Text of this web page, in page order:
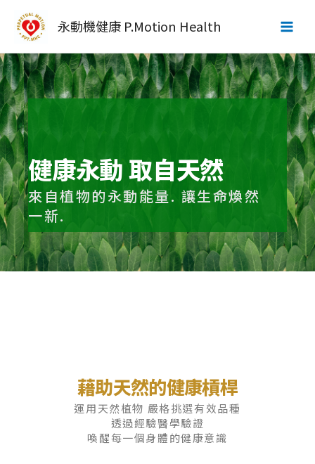
永動機健康 P.Motion Health
健康永動 取自天然
來自植物的永動能量. 讓生命煥然
一新.
藉助天然的健康槓桿
運用天然植物 嚴格挑選有效品種
透過經驗醫學驗證
喚醒每一個身體的健康意識